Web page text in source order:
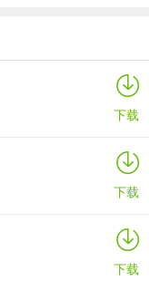
次元壁纸苹果版
抖音苹果手机版
下载
下载
下载